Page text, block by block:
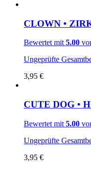
CLOWN •
Bewertet mit 5.00
Ungeprüfte
3,95 €
CUTE DOG •
Bewertet mit 5.00
Ungeprüfte
3,95 €